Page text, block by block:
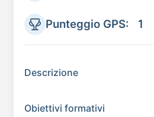
Punteggio GPS: 1
Descrizione
Obiettivi formativi